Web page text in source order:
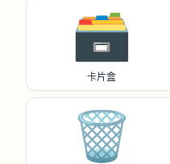
🗃️
卡片盒
🗑️